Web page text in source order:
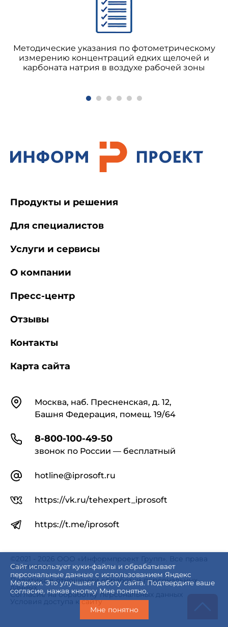
Методические указания по фотометрическому
измерению концентраций едких щелочей и
карбоната натрия в воздухе рабочей зоны
Сайт использует куки-файлы и обрабатывает
персональные данные с использованием Яндекс
Метрики. Это улучшает работу сайта. Подтвердите ваше
согласие, нажав кнопку Мне понятно.
Мне понятно
КонтактыМосква, наб. Пресненская, д. 12,
Башня Федерация, помещ. 19/64
8-800-100-49-50
звонок по России — бесплатный
hotline@iprosoft.ru
https://vk.ru/tehexpert_iprosoft
https://t.me/iprosoft
Продукты и решения
Для специалистов
Услуги и сервисы
О компании
Пресс-центр
Отзывы
Контакты
Карта сайта
©2021 - 2026 ООО «Информпроект Групп». Все права
защищены.
Политика в отношении обработки персональных
данных
Согласие на обработку персональных данных
Условия доступа к сайту